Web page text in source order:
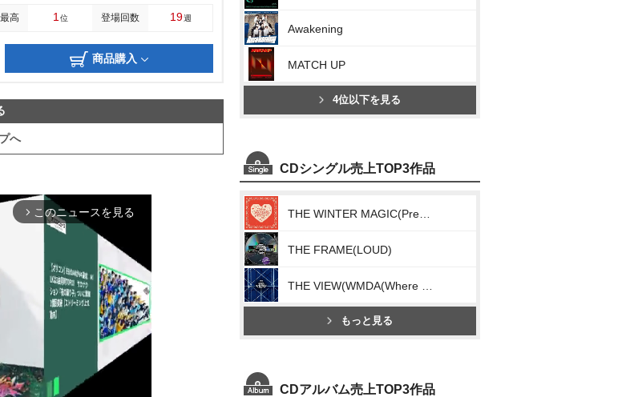
高 1 位 登場回数 19週
商品購入
へ
arrow_forward_ios このニュースを見る
Awakening
MATCH UP
4位以下を見る
CDシングル売上TOP3作品
THE FRAME(LOUD)
もっと見る
CDアルバム売上TOP3作品